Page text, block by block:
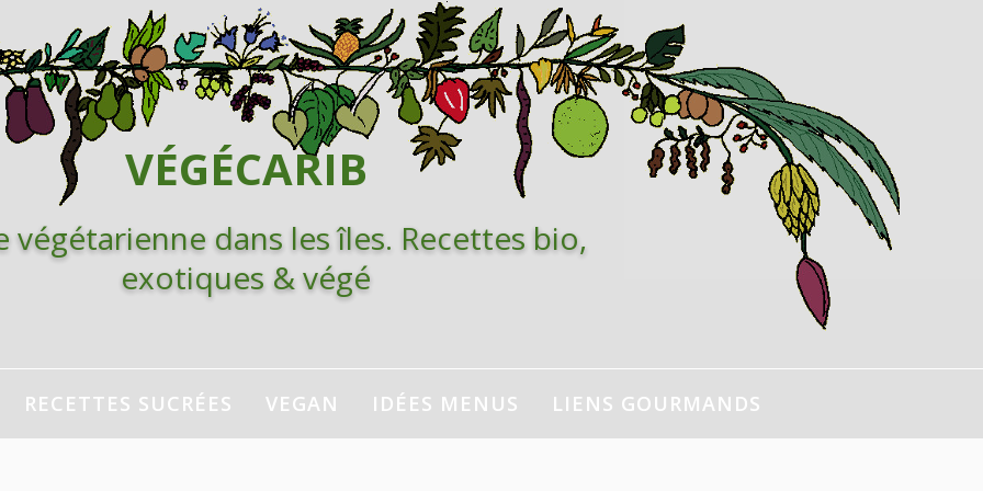
VÉGÉCARIB
végétarienne dans les îles. Recettes bio,
exotiques & végé
RECETTES SUCRÉES VEGAN IDÉES MENUS LIENS GOURMANDS